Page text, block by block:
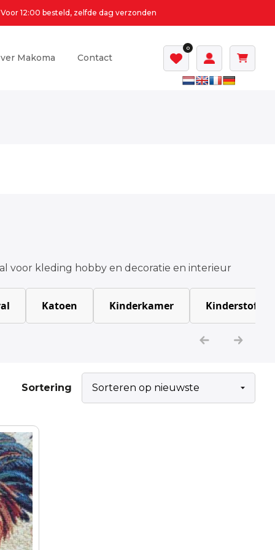
Voor 12:00 besteld, zelfde dag verzonden
Makoma Contact
0
voor kleding hobby en decoratie en interieur
Katoen Kinderkamer Kinderstoffen
Sortering